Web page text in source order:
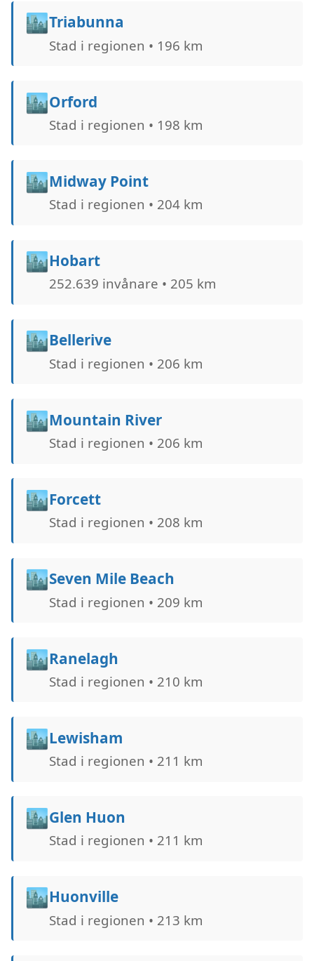
🏙️Triabunna
Stad i regionen • 196 km
🏙️Orford
Stad i regionen • 198 km
🏙️Midway Point
Stad i regionen • 204 km
🏙️Hobart
252.639 invånare • 205 km
🏙️Bellerive
Stad i regionen • 206 km
🏙️Mountain River
Stad i regionen • 206 km
🏙️Forcett
Stad i regionen • 208 km
🏙️Seven Mile Beach
Stad i regionen • 209 km
🏙️Ranelagh
Stad i regionen • 210 km
🏙️Lewisham
Stad i regionen • 211 km
🏙️Glen Huon
Stad i regionen • 211 km
🏙️Huonville
Stad i regionen • 213 km